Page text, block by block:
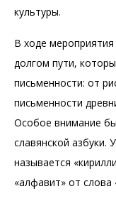
культуры.
В ходе
долгом пути,
письменности: от
письменности
Особое внимание
славянской азбуки.
называется
«алфавит» от слова